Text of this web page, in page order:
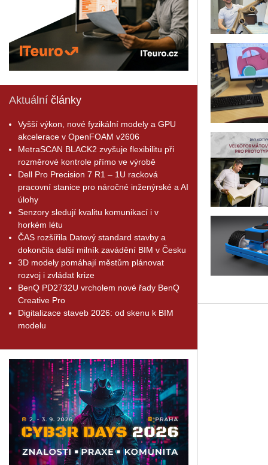
Aktuální články
Vyšší výkon, nové fyzikální modely a GPU
akcelerace v OpenFOAM v2606
MetraSCAN BLACK2 zvyšuje flexibilitu při
rozměrové kontrole přímo ve výrobě
Dell Pro Precision 7 R1 – 1U racková
pracovní stanice pro náročné inženýrské a AI
úlohy
Senzory sledují kvalitu komunikací i v
horkém létu
ČAS rozšířila Datový standard stavby a
dokončila další milník zavádění BIM v Česku
3D modely pomáhají městům plánovat
rozvoj i zvládat krize
BenQ PD2732U vrcholem nové řady BenQ
Creative Pro
Digitalizace staveb 2026: od skenu k BIM
modelu